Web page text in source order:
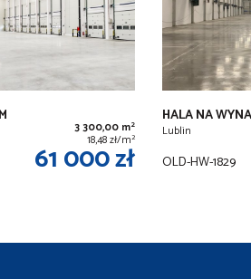
3 300,00 m2
18,48 zł/m2
61 000 zł
HALA NA
Lublin
OLD-HW-1829